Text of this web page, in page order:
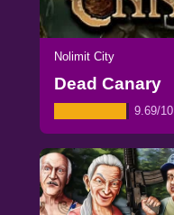
Nolimit City
Dead Canary
9.69/10